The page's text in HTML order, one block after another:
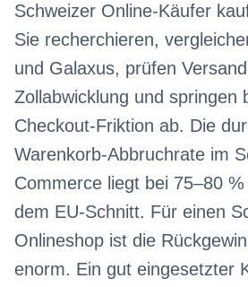
Schweizer Online-Käufer
Sie recherchieren,
und Galaxus, prüfen
Zollabwicklung und springen
Checkout-Friktion ab. Die
Warenkorb-Abbruchrate im
Commerce liegt bei 75–80
dem EU-Schnitt. Für einen
Onlineshop ist die
enorm. Ein gut eingesetzter